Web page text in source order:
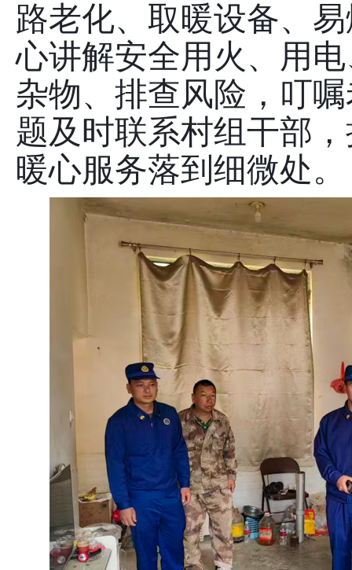
路老化、取暖设备、
心讲解安全用火、用
杂物、排查风险，叮
题及时联系村组干部
暖心服务落到细微处。